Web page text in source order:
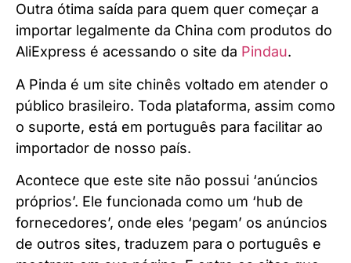
Outra ótima saída para quem quer começar a
importar legalmente da China com produtos do
AliExpress é acessando o site da Pindau.
A Pinda é um site chinês voltado em atender o
público brasileiro. Toda plataforma, assim como
o suporte, está em português para facilitar ao
importador de nosso país.
Acontece que este site não possui ‘anúncios
próprios’. Ele funcionada como um ‘hub de
fornecedores’, onde eles ‘pegam’ os anúncios
de outros sites, traduzem para o português e